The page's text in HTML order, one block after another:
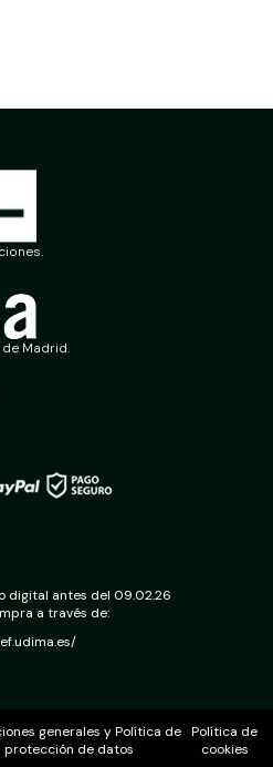
Madrid.
digital antes del 09.02.26
a través de:
generales y Política de
protección de datos
Política de
cookies